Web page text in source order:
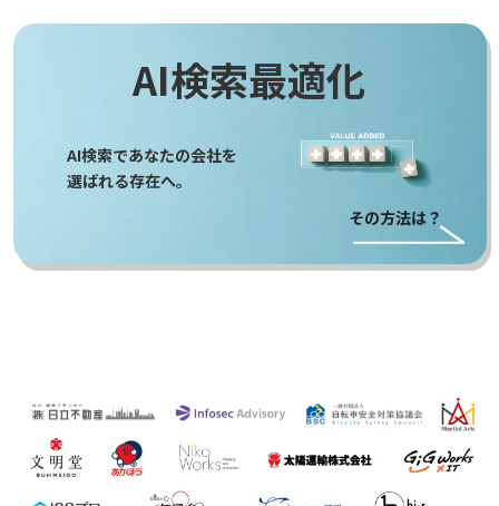
AI検索最適化
AI検索であなたの会社を
選ばれる存在へ。
その方法は？